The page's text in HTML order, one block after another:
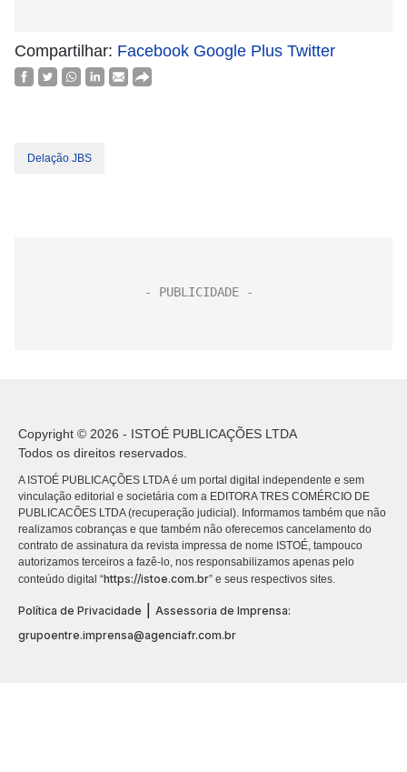
Compartilhar: Facebook Google Plus Twitter
Delação JBS
Copyright © 2026 - ISTOÉ PUBLICAÇÕES LTDA
Todos os direitos reservados.
A ISTOÉ PUBLICAÇÕES LTDA é um portal digital independente e sem
vinculação editorial e societária com a EDITORA TRES COMÉRCIO DE
PUBLICACÕES LTDA (recuperação judicial). Informamos também que não
realizamos cobranças e que também não oferecemos cancelamento do
contrato de assinatura da revista impressa de nome ISTOÉ, tampouco
autorizamos terceiros a fazê-lo, nos responsabilizamos apenas pelo
conteúdo digital “https://istoe.com.br” e seus respectivos sites.
Política de Privacidade
Assessoria de Imprensa:
grupoentre.imprensa@agenciafr.com.br